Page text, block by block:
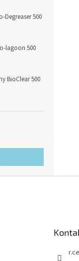
Degreaser 500
lagoon 500
BioClear 500